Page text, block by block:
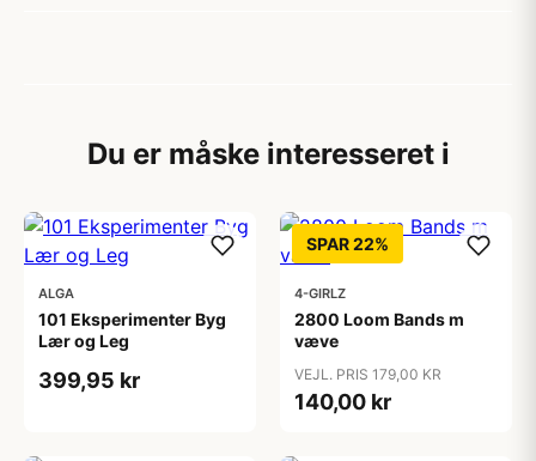
Du er måske interesseret i
ALGA
101 Eksperimenter Byg
Lær og Leg
399,95 kr
SPAR 22%
4-GIRLZ
2800 Loom Bands m
væve
VEJL. PRIS 179,00 KR
140,00 kr